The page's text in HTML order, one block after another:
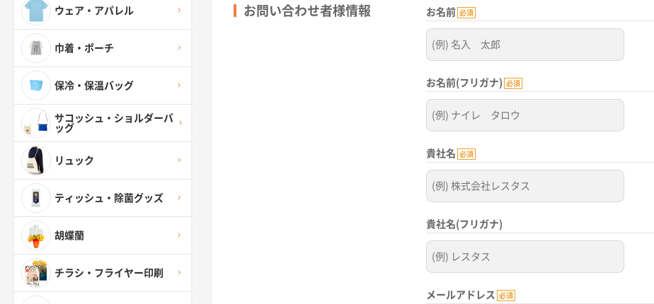
ウェア・アパレル
巾着・ポーチ
保冷・保温バッグ
サコッシュ・ショルダーバ
ッグ
リュック
ティッシュ・除菌グッズ
胡蝶蘭
チラシ・フライヤー印刷
お問い合わせ者様情報 お名前 必須
お名前(フリガナ) 必須
貴社名 必須
貴社名(フリガナ)
メールアドレス 必須